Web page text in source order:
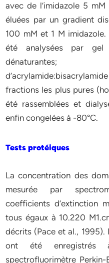
avec de l’imidazole 5
éluées par un gradient
100 mM et 1 M
été analysées par gel
dénaturantes;
fractions les plus pures
été rassemblées et
enfin congelées à -80°C.
Tests protéiques
La concentration des
mesurée par
coefficients d’extinction
tous égaux à 10.220
décrits (Pace et al.,
ont été enregistrés
spectrofluorimètre Perkin-